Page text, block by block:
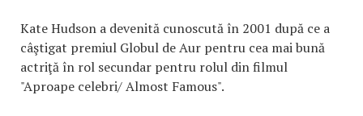
Kate Hudson a devenită cunoscută în 2001 după ce a
câştigat premiul Globul de Aur pentru cea mai bună
actriţă în rol secundar pentru rolul din filmul
"Aproape celebri/ Almost Famous".